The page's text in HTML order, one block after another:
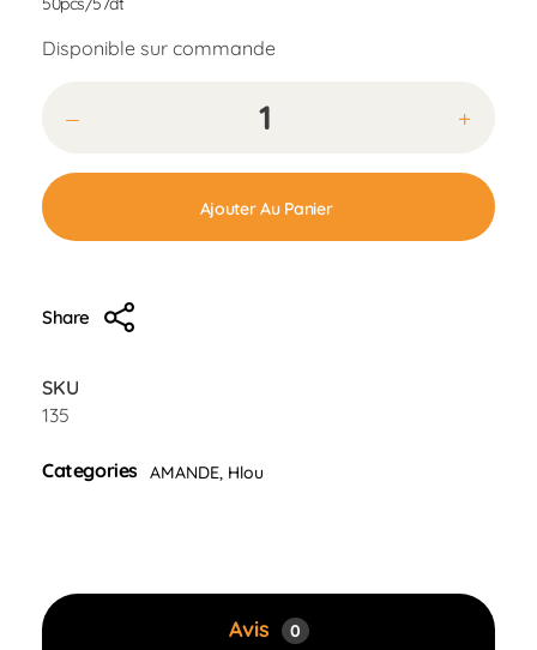
Disponible sur commande
Ajouter Au Panier
Share
SKU
135
Categories AMANDE, Hlou
Avis 0